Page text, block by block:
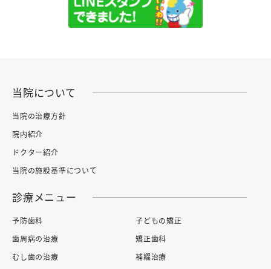
当院について
当院の治療方針
院内紹介
ドクター紹介
当院の施設基準について
診療メニュー
予防歯科
歯周病の治療
むし歯の治療
子どもの矯正
矯正歯科
補綴治療